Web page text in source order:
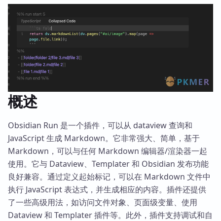
概述
Obsidian Run 是一个插件，可以从 dataview 查询和
JavaScript 生成 Markdown。它非常强大、简单，基于
Markdown，可以与任何 Markdown 编辑器/渲染器一起
使用。它与 Dataview、Templater 和 Obsidian 发布功能
良好兼容。通过定义起始标记，可以在 Markdown 文件中
执行 JavaScript 表达式，并生成相应的内容。插件还提供
了一些高级用法，如访问文件对象、页面级变量、使用
Dataview 和 Templater 插件等。此外，插件支持调试和自